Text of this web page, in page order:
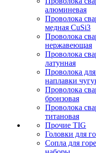
алюминевая
Проволока
медная CuSi3
Проволока
нержавеющая
Проволока
латунная
Проволока
наплавки
Проволока
бронзовая
Проволока
титановая
Прочие TIG
Головки для
Сопла для